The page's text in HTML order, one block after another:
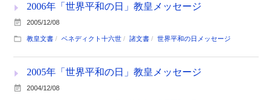
2006年「世界平和の日」教皇メッセージ
2005/12/08
教皇文書 ベネディクト十六世 諸文書 世界平和の日メッセージ
2005年「世界平和の日」教皇メッセージ
2004/12/08